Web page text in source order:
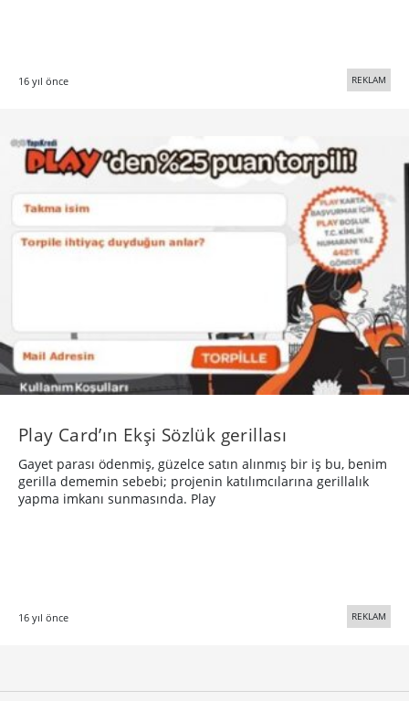
16 yıl önce REKLAM
Play Card’ın Ekşi Sözlük gerillası
Gayet parası ödenmiş, güzelce satın alınmış bir iş bu, benim
gerilla dememin sebebi; projenin katılımcılarına gerillalık
yapma imkanı sunmasında. Play
16 yıl önce REKLAM